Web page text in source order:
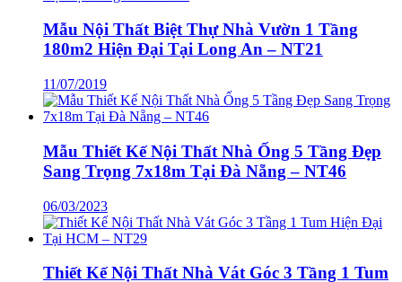
Mẫu Nội Thất Biệt Thự Nhà Vườn 1 Tầng
180m2 Hiện Đại Tại Long An – NT21
11/07/2019
Mẫu Thiết Kế Nội Thất Nhà Ống 5 Tầng Đẹp
Sang Trọng 7x18m Tại Đà Nẵng – NT46
06/03/2023
Thiết Kế Nội Thất Nhà Vát Góc 3 Tầng 1 Tum